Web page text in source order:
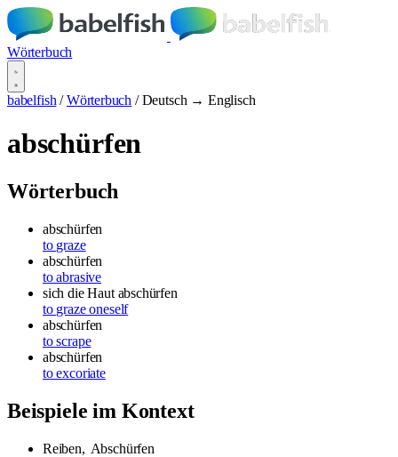
Wörterbuch
babelfish / Wörterbuch / Deutsch → Englisch
abschürfen
Wörterbuch
abschürfen
to graze
abschürfen
to abrasive
sich die Haut abschürfen
to graze oneself
abschürfen
to scrape
abschürfen
to excoriate
Beispiele im Kontext
Reiben, Abschürfen